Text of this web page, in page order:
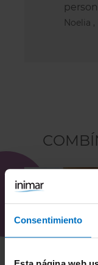
Consentimiento
Noelia ,